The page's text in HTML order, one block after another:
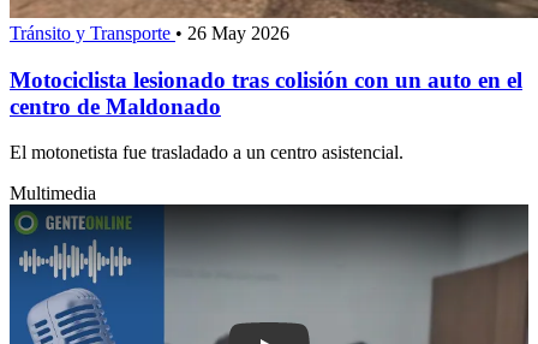
Tránsito y Transporte • 26 May 2026
Motociclista lesionado tras colisión con un auto en el
centro de Maldonado
El motonetista fue trasladado a un centro asistencial.
Multimedia